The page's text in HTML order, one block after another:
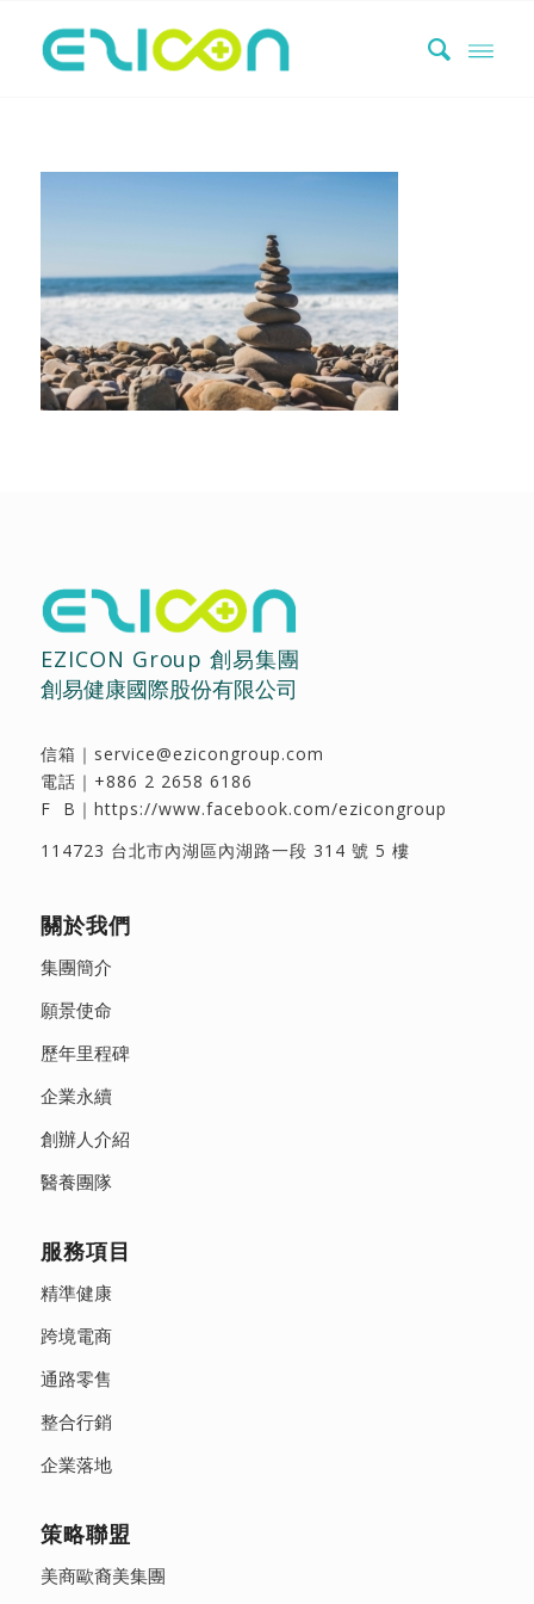
EZICON Group 創易集團
創易健康國際股份有限公司
信箱｜ service@ezicongroup.com
電話｜ +886 2 2658 6186
F B｜ https://www.facebook.com/ezicongroup
114723 台北市內湖區內湖路一段 314 號 5 樓
關於我們
集團簡介
願景使命
歷年里程碑
企業永續
創辦人介紹
醫養團隊
服務項目
精準健康
跨境電商
通路零售
整合行銷
企業落地
策略聯盟
美商歐裔美集團